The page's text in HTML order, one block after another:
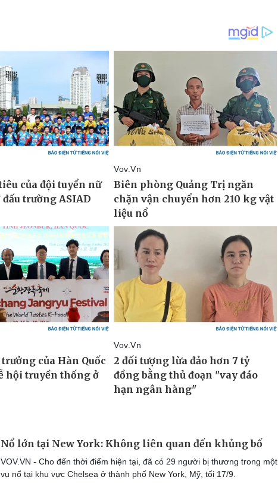
Nổ lớn tại New York: Không liên quan đến khủng bố
VOV.VN - Cho đến thời điểm hiện tại, đã có 29 người bị thương trong một
vụ nổ tại khu vực Chelsea ở thành phố New York, Mỹ, tối 17/9.